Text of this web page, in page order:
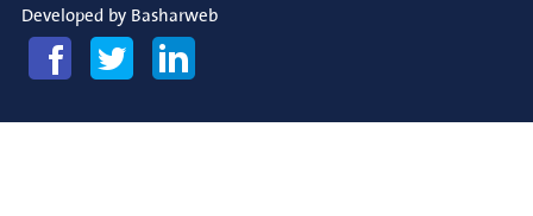
Developed by Basharweb